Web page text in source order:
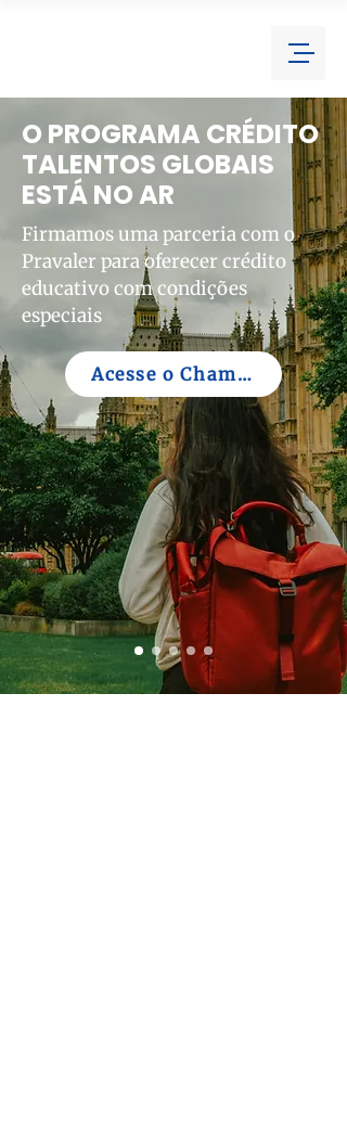
O PROGRAMA CRÉDITO
TALENTOS GLOBAIS
ESTÁ NO AR
Firmamos uma parceria com o
Pravaler para oferecer crédito
educativo com condições
especiais
Acesse o Chamamento